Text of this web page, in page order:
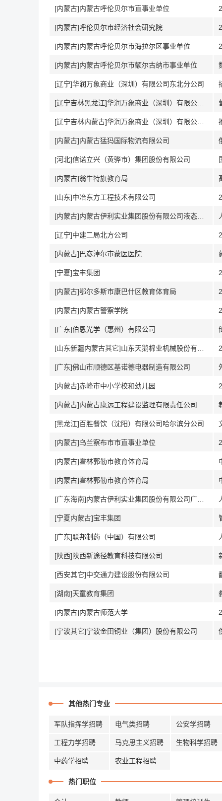
[内蒙古]内蒙古呼伦贝尔市直事业单位
[内蒙古]呼伦贝尔市经济社会研究院
[内蒙古]内蒙古呼伦贝尔市海拉尔区事业单位
[内蒙古]内蒙古呼伦贝尔市额尔古纳市事业单位
[辽宁]华润万象商业（深圳）有限公司东北分公司
[内蒙古]内蒙古猛犸国际物流有限公司
[河北]信诺立兴（黄骅市）集团股份有限公司
[内蒙古]翁牛特旗教育局
[山东]中冶东方工程技术有限公司
[辽宁]中建二局北方公司
[内蒙古]巴彦淖尔市蒙医医院
[宁夏]宝丰集团
[内蒙古]鄂尔多斯市康巴什区教育体育局
[内蒙古]内蒙古警察学院
[广东]伯恩光学（惠州）有限公司
[广东]佛山市顺德区基诺德电器制造有限公司
[内蒙古]赤峰市中小学校和幼儿园
[内蒙古]内蒙古康远工程建设监理有限责任公司
[黑龙江]百胜餐饮（沈阳）有限公司哈尔滨分公司
[内蒙古]乌兰察布市市直事业单位
[内蒙古]霍林郭勒市教育体育局
[内蒙古]霍林郭勒市教育体育局
[宁夏内蒙古]宝丰集团
[广东]联邦制药（中国）有限公司
[陕西]陕西新途径教育科技有限公司
[西安其它]中交通力建设股份有限公司
[湖南]天童教育集团
[内蒙古]内蒙古师范大学
[宁波其它]宁波金田铜业（集团）股份有限公司
其他热门专业
军队指挥学招聘 电气类招聘 公安学招聘
工程力学招聘 马克思主义招聘 生物科学招聘
中药学招聘 农业工程招聘
热门职位